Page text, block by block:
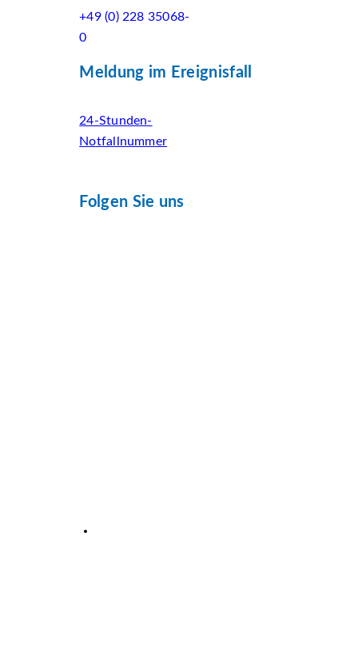
+49 (0) 228 35068-
0
Meldung im Ereignisfall
24-Stunden-
Notfallnummer
Folgen Sie uns